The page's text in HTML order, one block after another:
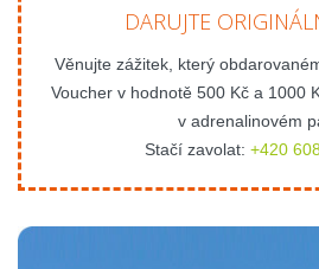
DARUJTE
Věnujte zážitek, který
Voucher v hodnotě 500 Kč a 1000
v adrenalinovém
Stačí zavolat: +420